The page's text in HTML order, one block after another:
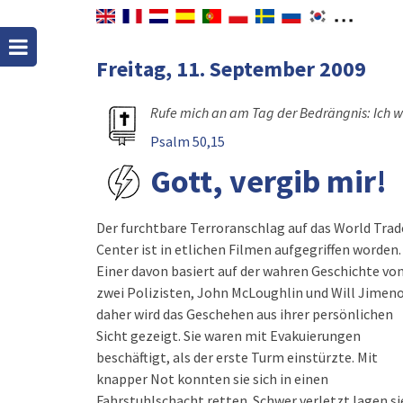
Freitag, 11. September 2009
Rufe mich an am Tag der Bedrängnis: Ich
Psalm 50,15
Gott, vergib mir!
Der furchtbare Terroranschlag auf das World
Center ist in etlichen Filmen aufgegriffen worden.
Einer davon basiert auf der wahren Geschichte
zwei Polizisten, John McLoughlin und Will
daher wird das Geschehen aus ihrer persönlichen
Sicht gezeigt. Sie waren mit Evakuierungen
beschäftigt, als der erste Turm einstürzte. Mit
knapper Not konnten sie sich in einen
das Atmen fiel schwer. In dieser
Situation hatten sie den sicheren Tod vor Augen und
es brach aus dem Sergeanten McLoughlin der
»Gott, vergib mir!« Wieder und wieder schrie er